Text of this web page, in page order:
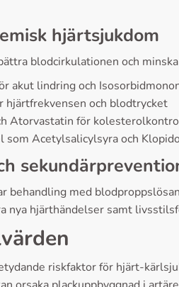
hjärtsjukdom
blodcirkulationen och
akut lindring och
hjärtfrekvensen och blodtrycket
Atorvastatin för
som Acetylsalicylsyra och
behandling med
nya hjärthändelser samt
riskfaktor för hjärt-